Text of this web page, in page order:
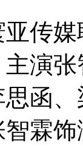
传
主演
函
霖